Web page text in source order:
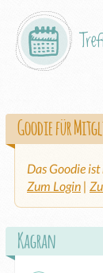
Goodie für
Das Goodie
Zum Login |
Kagran